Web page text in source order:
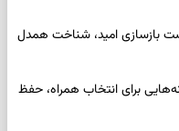
شنبه ۱۷ مرداد ۱۴۰۵ | فرصت بازسازی امید، شناخت همدل
جمعه ۱۶ مرداد ۱۴۰۵ | نشانه‌هایی برای انتخاب همراه، حفظ